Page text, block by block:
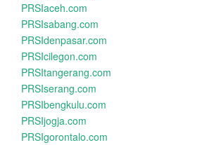
PRSIaceh.com
PRSIsabang.com
PRSIdenpasar.com
PRSIcilegon.com
PRSItangerang.com
PRSIserang.com
PRSIbengkulu.com
PRSIjogja.com
PRSIgorontalo.com